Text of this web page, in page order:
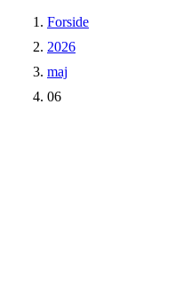
Forside
2026
maj
06